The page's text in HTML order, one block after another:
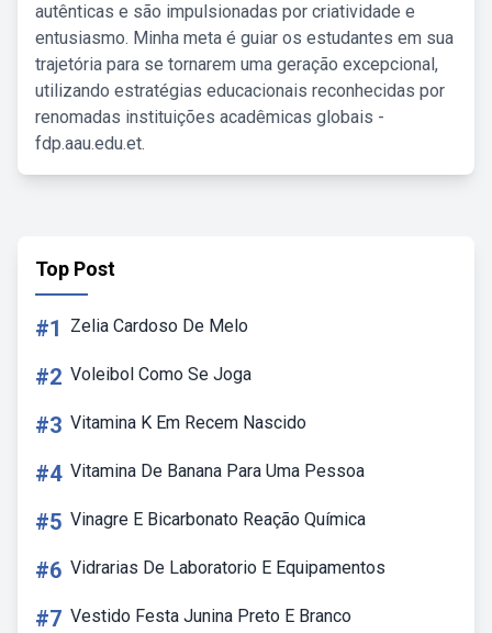
autênticas e são impulsionadas por criatividade e
entusiasmo. Minha meta é guiar os estudantes em sua
trajetória para se tornarem uma geração excepcional,
utilizando estratégias educacionais reconhecidas por
renomadas instituições acadêmicas globais -
fdp.aau.edu.et.
Top Post
#1 Zelia Cardoso De Melo
#2 Voleibol Como Se Joga
#3 Vitamina K Em Recem Nascido
#4 Vitamina De Banana Para Uma Pessoa
#5 Vinagre E Bicarbonato Reação Química
#6 Vidrarias De Laboratorio E Equipamentos
#7 Vestido Festa Junina Preto E Branco